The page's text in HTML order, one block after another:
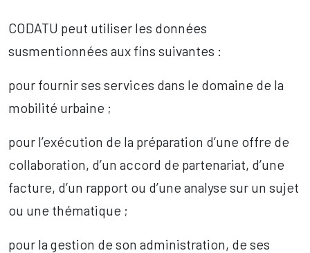
CODATU peut utiliser les données
susmentionnées aux fins suivantes :
pour fournir ses services dans le domaine de la
mobilité urbaine ;
pour l’exécution de la préparation d’une offre de
collaboration, d’un accord de partenariat, d’une
facture, d’un rapport ou d’une analyse sur un sujet
ou une thématique ;
pour la gestion de son administration, de ses